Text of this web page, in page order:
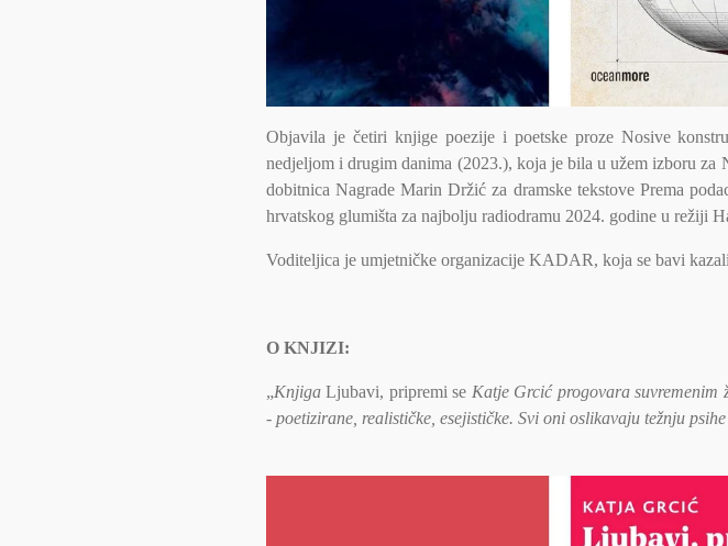
Objavila je četiri knjige poezije i poetske proze Nosive
nedjeljom i drugim danima (2023.), koja je bila u užem izboru
dobitnica Nagrade Marin Držić za dramske tekstove Prema
hrvatskog glumišta za najbolju radiodramu 2024. godine u režiji
Voditeljica je umjetničke organizacije KADAR, koja se bavi
O KNJIZI:
„KnjigaLjubavi, pripremi se Katje Grcić progovara suvremenim
- poetizirane, realističke, esejističke. Svi oni oslikavaju težnju